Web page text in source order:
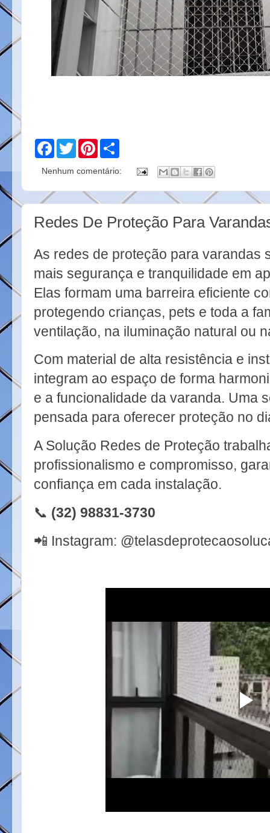
F
e
o
T
w
t
e
P
t
r
e
t
r
Nenhum comentário:
Redes De Proteção Para
As redes de proteção para varandas
mais segurança e tranquilidade em
Elas formam uma barreira eficiente
protegendo crianças, pets e toda a
ventilação, na iluminação natural ou
Com material de alta resistência e
integram ao espaço de forma
e a funcionalidade da varanda. Uma
pensada para oferecer proteção no
A Solução Redes de Proteção
profissionalismo e compromisso,
confiança em cada instalação.
📞 (32) 98831-3730
📲 Instagram: